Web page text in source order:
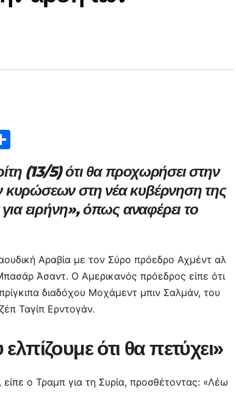
ρ
α
σ
ίτ
ε
(13/5) ότι θα προχωρήσει στην
κυρώσεων στη νέα κυβέρνηση της
ειρήνη», όπως αναφέρει το
Αραβία με τον Σύρο πρόεδρο Αχμέντ αλ
Άσαντ. Ο Αμερικανός πρόεδρος είπε ότι
διαδόχου Μοχάμεντ μπιν Σαλμάν, του
Ταγίπ Ερντογάν.
ότι θα πετύχει»
ο Τραμπ για τη Συρία, προσθέτοντας: «Λέω